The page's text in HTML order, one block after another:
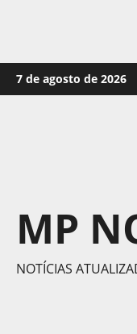
Skip
to
7 de agosto de 2026
MP
NOTÍCIAS